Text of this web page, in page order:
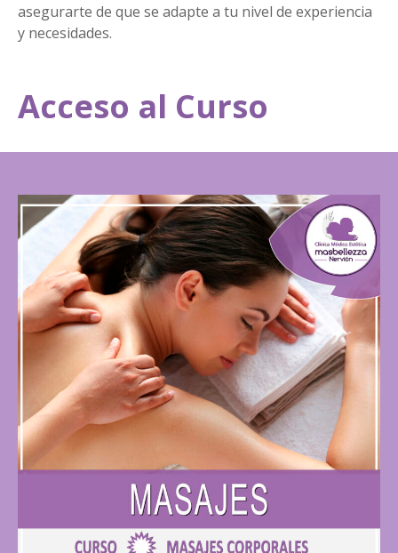
asegurarte de que se adapte a tu nivel de experiencia
y necesidades.
Acceso al Curso